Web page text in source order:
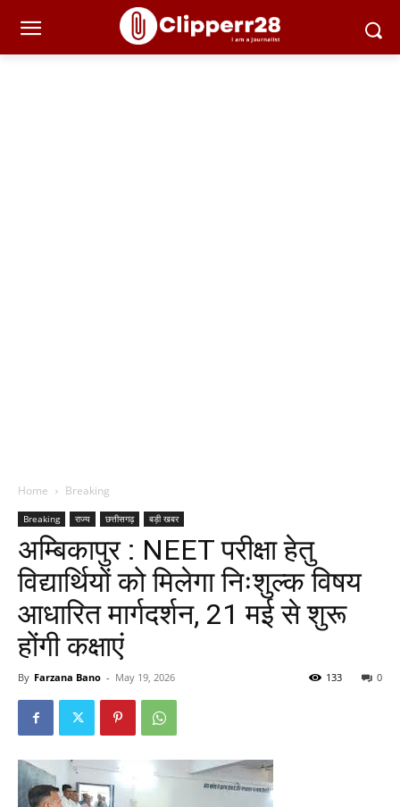
Home Breaking
Breaking राज्य छत्तीसगढ़ बड़ी खबर
अम्बिकापुर : NEET परीक्षा हेतु
विद्यार्थियों को मिलेगा निःशुल्क विषय
आधारित मार्गदर्शन, 21 मई से शुरू
होंगी कक्षाएं
By Farzana Bano - May 19, 2026 0
133